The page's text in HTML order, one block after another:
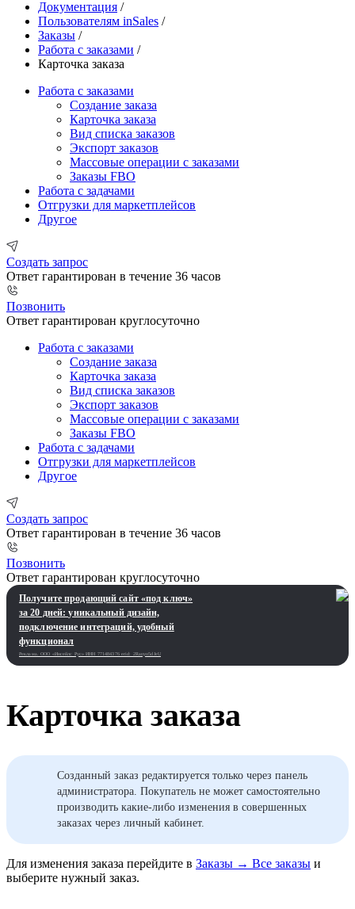
Документация /
Пользователям inSales /
Заказы /
Работа с заказами /
Карточка заказа
Работа с заказами
Создание заказа
Карточка заказа
Вид списка заказов
Экспорт заказов
Массовые операции с заказами
Заказы FBO
Работа с задачами
Отгрузки для маркетплейсов
Другое
Создать запрос
Ответ гарантирован в течение 36 часов
Позвонить
Ответ гарантирован круглосуточно
Работа с заказами
Создание заказа
Карточка заказа
Вид списка заказов
Экспорт заказов
Массовые операции с заказами
Заказы FBO
Работа с задачами
Отгрузки для маркетплейсов
Другое
Создать запрос
Ответ гарантирован в течение 36 часов
Позвонить
Ответ гарантирован круглосуточно
Получите продающий сайт «под ключ»
за 20 дней: уникальный дизайн,
подключение интеграций, удобный
функционал
Реклама. ООО «Инсейлс Рус»‎ ИНН 771484376 erid: 2Ranyo5dJeU
Карточка заказа
Созданный заказ редактируется только через панель
администратора. Покупатель не может самостоятельно
производить какие-либо изменения в совершенных
заказах через личный кабинет.
Для изменения заказа перейдите в Заказы → Все заказы и
выберите нужный заказ.